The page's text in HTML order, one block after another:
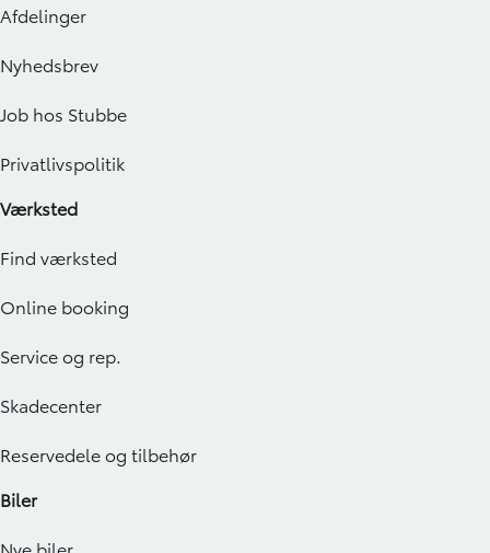
Afdelinger
Nyhedsbrev
Job hos Stubbe
Privatlivspolitik
Værksted
Find værksted
Online booking
Service og rep.
Skadecenter
Reservedele og tilbehør
Biler